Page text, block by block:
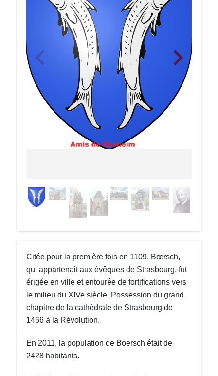
Citée pour la première fois en 1109, Bœrsch,
qui appartenait aux évêques de Strasbourg, fut
érigée en ville et entourée de fortifications vers
le milieu du XIVe siècle. Possession du grand
chapitre de la cathédrale de Strasbourg de
1466 à la Révolution.
En 2011, la population de Boersch était de
2428 habitants.